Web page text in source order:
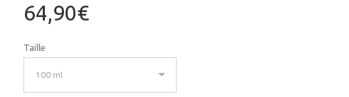
64,90€
Taille
100 ml